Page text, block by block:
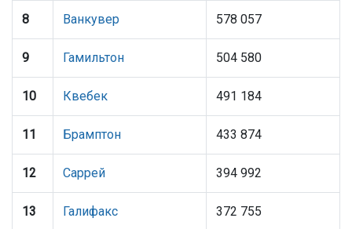
8 Ванкувер 578 057
9 Гамильтон 504 580
10 Квебек 491 184
11 Брамптон 433 874
12 Саррей 394 992
13 Галифакс 372 755